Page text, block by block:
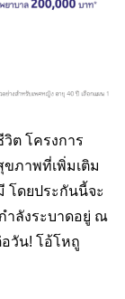
ต โครงการ
ภาพที่เพิ่มเติม
โดยประกันนี้จะ
ำลังระบาดอยู่ ณ
วัน! โอ้โหถู